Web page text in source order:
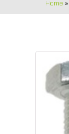
Home »